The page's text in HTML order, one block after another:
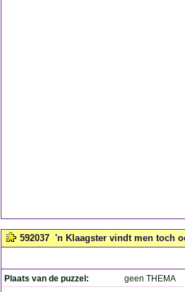
592037 'n Klaagster vindt men toch
Plaats van de puzzel:
geen THEMA